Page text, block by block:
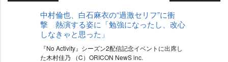
中村倫也、白石麻衣の“過激セリフ”に衝
撃 熱演する姿に「勉強になったし、改心
しなきゃと思った」
『No Activity』シーズン2配信記念イベントに出席し
た木村佳乃 （C）ORICON NewS inc.